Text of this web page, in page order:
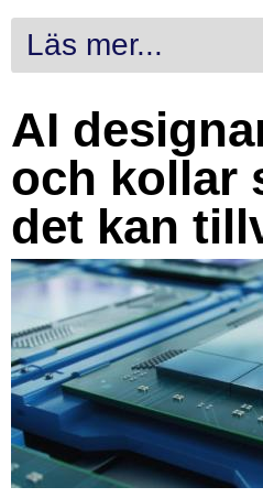
Läs mer...
AI
och kollar
det kan